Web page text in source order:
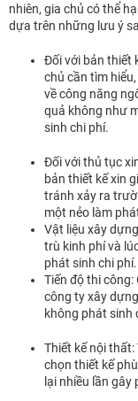
nhiên, gia chủ có thể
dựa trên những lưu ý
Đối với bản thiết
chủ cần tìm
về công năng
quả không như
sinh chi phí.
Đối với thủ tục
bản thiết kế xin
tránh xảy ra
một nẻo làm
Vật liệu xây
trù kinh phí và
phát sinh chi phí.
Tiến độ thi
công ty xây
không phát sinh
Thiết kế nội
chọn thiết kế
lại nhiều lần gây